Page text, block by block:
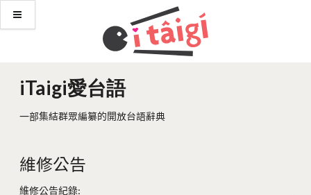
iTaigi愛台語
一部集結群眾編纂的開放台語辭典
維修公告
維修公告紀錄: